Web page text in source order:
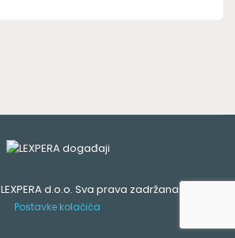
LEXPERA d.o.o. Sva prava zadržana.
Postavke kolačića